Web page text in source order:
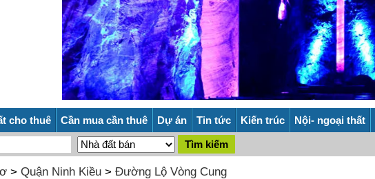
cho thuê Cần mua cần thuê Dự án Tin tức Kiến trúc Nội- ngoại thất
> Quận Ninh Kiều> Đường Lộ Vòng Cung